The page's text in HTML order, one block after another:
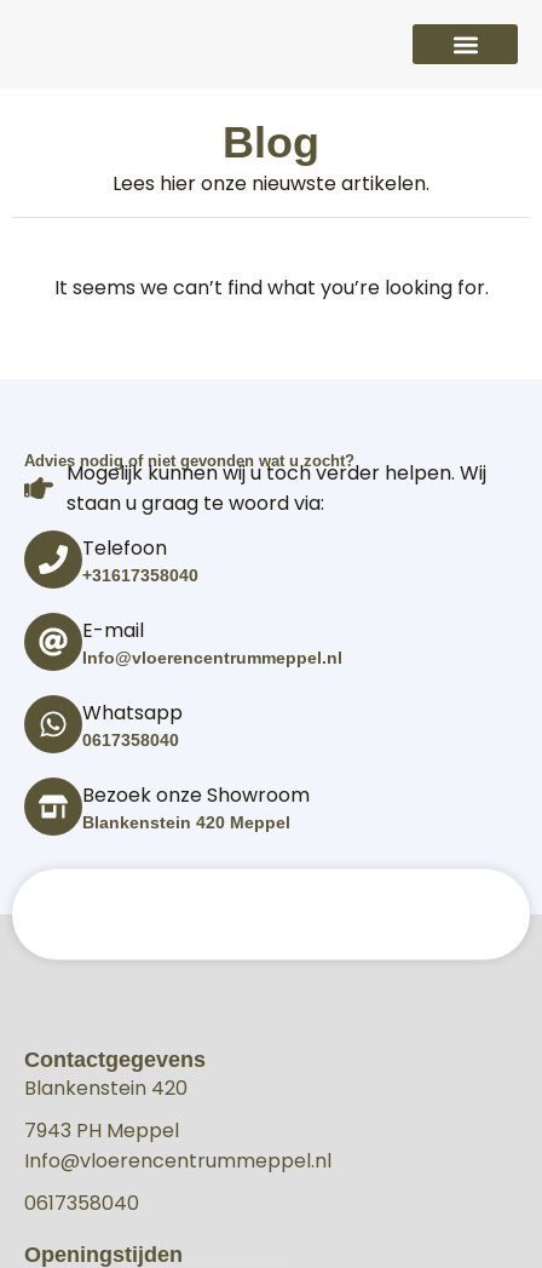
Blog
Lees hier onze nieuwste artikelen.
It seems we can’t find what you’re looking for.
Advies nodig of niet gevonden wat u zocht?
Mogelijk kunnen wij u toch verder helpen. Wij
staan u graag te woord via:
Telefoon
+31617358040
E-mail
Info@vloerencentrummeppel.nl
Whatsapp
0617358040
Bezoek onze Showroom
Blankenstein 420 Meppel
Contactgegevens
Blankenstein 420
7943 PH Meppel
Info@vloerencentrummeppel.nl
0617358040
Openingstijden